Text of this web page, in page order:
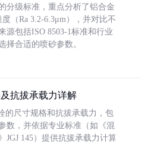
分级标准，重点分析了铝合金
（Ra 3.2-6.3μm），并对比不
源包括ISO 8503-1标准和行业
择合适的喷砂参数。
抗拔承载力详解
的尺寸规格和抗拔承载力，包
数，并依据专业标准（如《混
JGJ 145）提供抗拔承载力计算